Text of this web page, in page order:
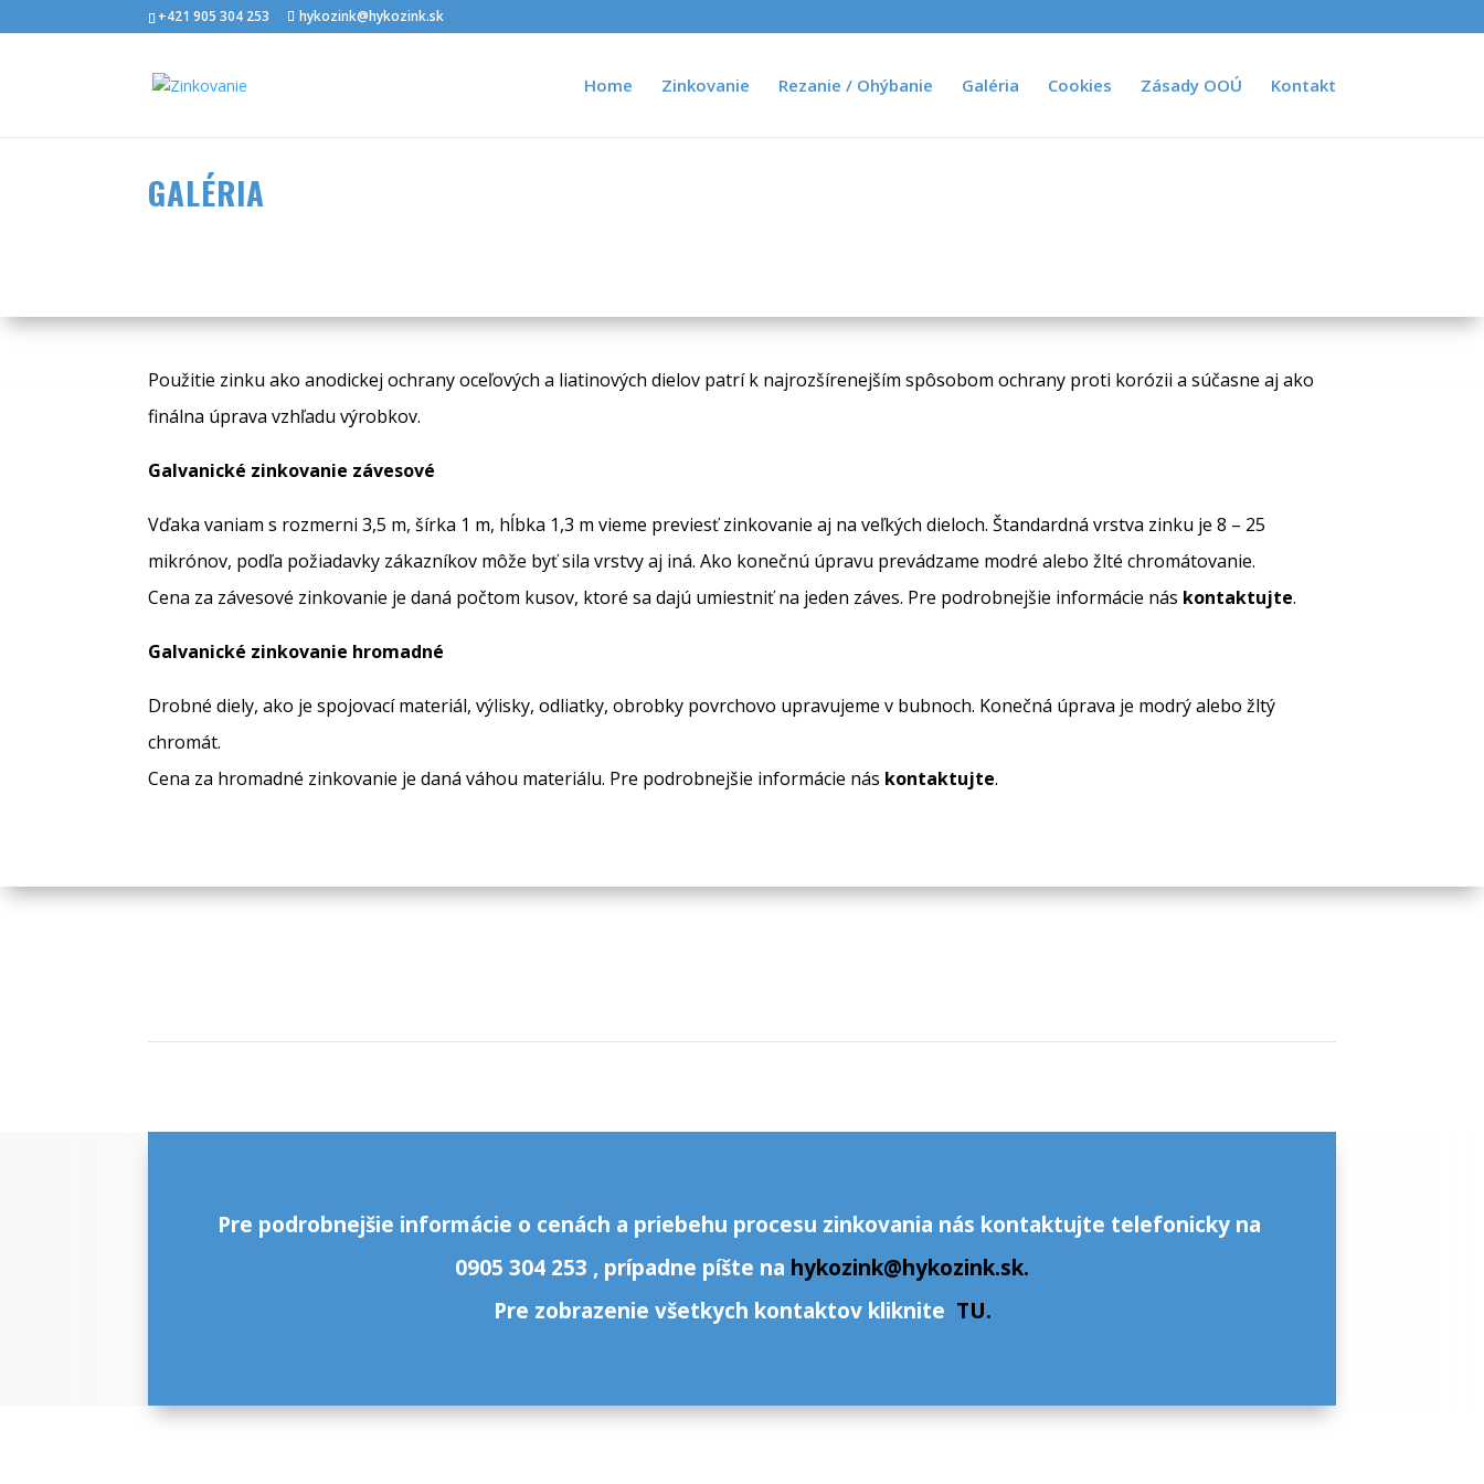
+421 905 304 253 hykozink@hykozink.sk
Home Zinkovanie Rezanie / Ohýbanie Galéria Cookies Zásady OOÚ Kontakt
GALÉRIA
Použitie zinku ako anodickej ochrany oceľových a liatinových dielov patrí k najrozšírenejším spôsobom ochrany proti korózii a súčasne aj ako
finálna úprava vzhľadu výrobkov.
Galvanické zinkovanie závesové
Vďaka vaniam s rozmerni 3,5 m, šírka 1 m, hĺbka 1,3 m vieme previesť zinkovanie aj na veľkých dieloch. Štandardná vrstva zinku je 8 – 25
mikrónov, podľa požiadavky zákazníkov môže byť sila vrstvy aj iná. Ako konečnú úpravu prevádzame modré alebo žlté chromátovanie.
Cena za závesové zinkovanie je daná počtom kusov, ktoré sa dajú umiestniť na jeden záves. Pre podrobnejšie informácie nás kontaktujte.
Galvanické zinkovanie hromadné
Drobné diely, ako je spojovací materiál, výlisky, odliatky, obrobky povrchovo upravujeme v bubnoch. Konečná úprava je modrý alebo žltý
chromát.
Cena za hromadné zinkovanie je daná váhou materiálu. Pre podrobnejšie informácie nás kontaktujte.
Pre podrobnejšie informácie o cenách a priebehu procesu zinkovania nás kontaktujte telefonicky na
0905 304 253 , prípadne píšte na hykozink@hykozink.sk.
Pre zobrazenie všetkych kontaktov kliknite TU.